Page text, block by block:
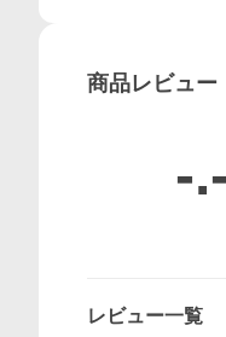
商品レビュー
-
レビュー一覧